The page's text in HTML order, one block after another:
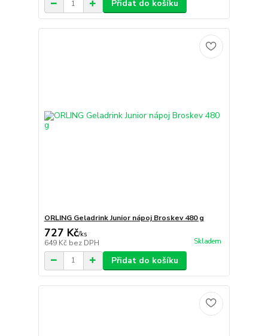
Přidat do košíku
ORLING Geladrink Junior nápoj Broskev 480 g
727 Kč/ks
649 Kč bez DPH Skladem
Přidat do košíku